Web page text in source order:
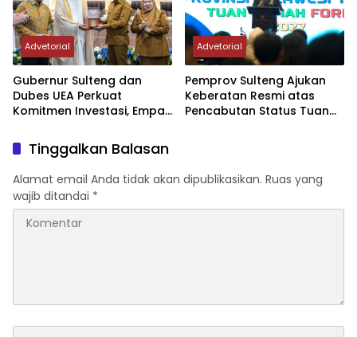
Advetorial
Gubernur Sulteng dan
Dubes UEA Perkuat
Komitmen Investasi, Empat
Advetorial
Pemprov Sulteng Ajukan
Keberatan Resmi atas
Pencabutan Status Tuan
Tinggalkan Balasan
Alamat email Anda tidak akan dipublikasikan. Ruas yang
wajib ditandai *